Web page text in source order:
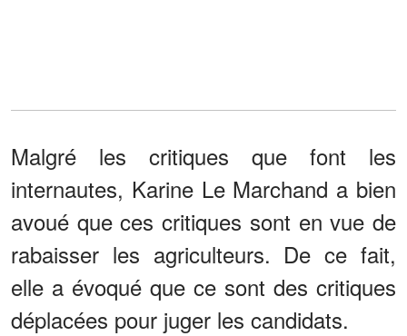
Malgré les critiques que font les
internautes, Karine Le Marchand a bien
avoué que ces critiques sont en vue de
rabaisser les agriculteurs. De ce fait,
elle a évoqué que ce sont des critiques
déplacées pour juger les candidats.